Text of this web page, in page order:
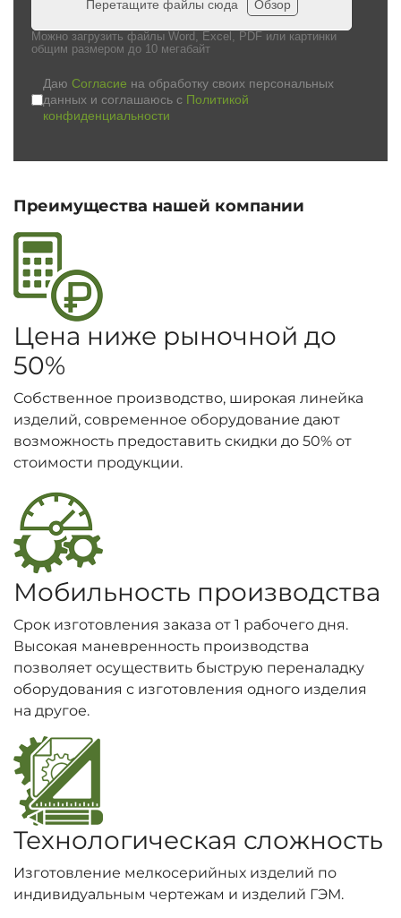
Перетащите файлы сюда Обзор
Можно загрузить файлы Word, Excel, PDF или картинки
общим размером до 10 мегабайт
Даю Согласие на обработку своих персональных
данных и соглашаюсь с Политикой
конфиденциальности
Преимущества нашей компании
Цена ниже рыночной до
50%
Собственное производство, широкая линейка
изделий, современное оборудование дают
возможность предоставить скидки до 50% от
стоимости продукции.
Мобильность производства
Срок изготовления заказа от 1 рабочего дня.
Высокая маневренность производства
позволяет осуществить быструю переналадку
оборудования с изготовления одного изделия
на другое.
Технологическая сложность
Изготовление мелкосерийных изделий по
индивидуальным чертежам и изделий ГЭМ.